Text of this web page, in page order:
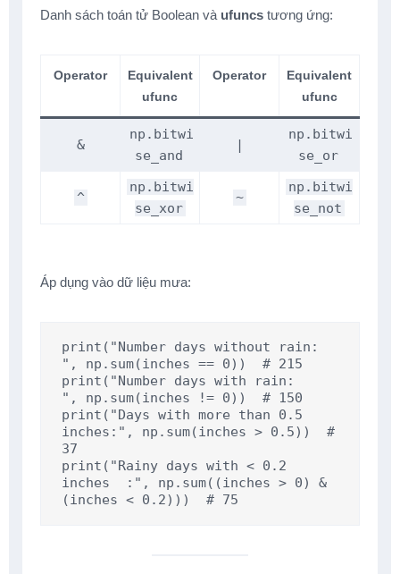
Danh sách toán tử Boolean và ufuncs tương ứng:
Operator
Equivalent
ufunc
Operator
Equivalent
ufunc
&
np.bitwi
se_and
|
np.bitwi
se_or
^
np.bitwi
se_xor
~
np.bitwi
se_not
Áp dụng vào dữ liệu mưa:
print("Number days without rain:
", np.sum(inches == 0))  # 215
print("Number days with rain:
", np.sum(inches != 0))  # 150
print("Days with more than 0.5
inches:", np.sum(inches > 0.5))  #
37
print("Rainy days with < 0.2
inches  :", np.sum((inches > 0) &
(inches < 0.2)))  # 75